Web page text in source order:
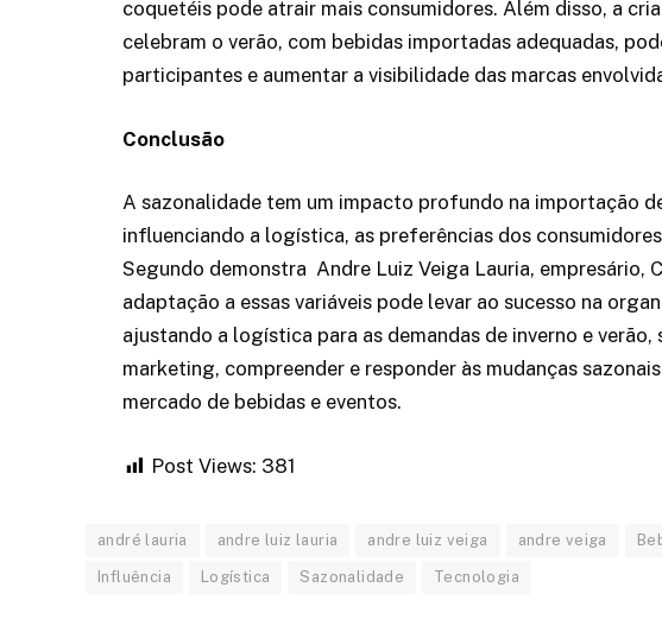
coquetéis pode atrair mais consumidores. Além disso, a
celebram o verão, com bebidas importadas adequadas,
participantes e aumentar a visibilidade das marcas
Conclusão
A sazonalidade tem um impacto profundo na importação
influenciando a logística, as preferências dos
Segundo demonstra Andre Luiz Veiga Lauria, empresário,
adaptação a essas variáveis pode levar ao sucesso na
ajustando a logística para as demandas de inverno e
marketing, compreender e responder às mudanças
mercado de bebidas e eventos.
Post Views: 381
andré lauria andre luiz lauria andre luiz veiga andre veiga
Influência Logística Sazonalidade Tecnologia